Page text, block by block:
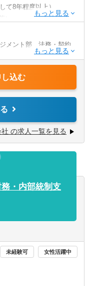
て8年程度以上）
レビュー関連）
経験
経験
、海外子会社とのメー
メント部 法務・契約
的トラブルの発生防止
案、法令対応
る法務研修の立案、実
環境問題の解決に繋が
見を世界の環境改善に
し込む
の求人一覧を見る
・内部統制支
未経験可 女性活躍中